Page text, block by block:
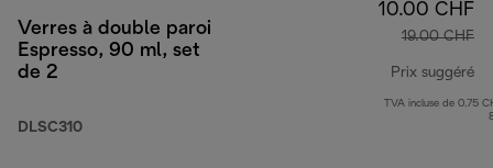
Verres à double paroi
Espresso, 90 ml, set
de 2
DLSC310
10.00 CHF
19.00 CHF
Prix suggéré
TVA incluse de 0.75